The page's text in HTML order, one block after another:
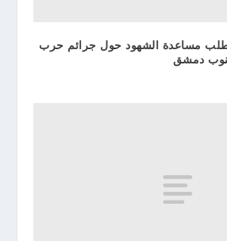
مساعدة الشهود حول جرائم حرب
دمشق